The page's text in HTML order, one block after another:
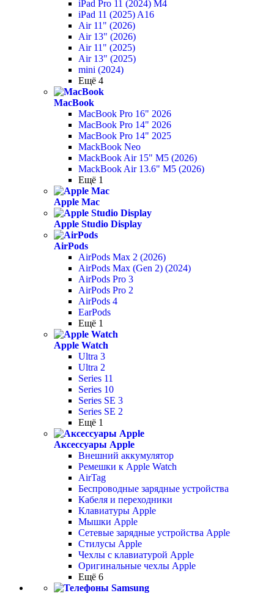
iPad Pro 11 (2024) M4
iPad 11 (2025) A16
Air 11" (2026)
Air 13" (2026)
Air 11" (2025)
Air 13" (2025)
mini (2024)
Ещё 4
MacBook
MacBook Pro 16" 2026
MacBook Pro 14" 2026
MacBook Pro 14" 2025
MackBook Neo
MackBook Air 15" M5 (2026)
MackBook Air 13.6" M5 (2026)
Ещё 1
Apple Mac
Apple Studio Display
AirPods
AirPods Max 2 (2026)
AirPods Max (Gen 2) (2024)
AirPods Pro 3
AirPods Pro 2
AirPods 4
EarPods
Ещё 1
Apple Watch
Ultra 3
Ultra 2
Series 11
Series 10
Series SE 3
Series SE 2
Ещё 1
Аксессуары Apple
Внешний аккумулятор
Ремешки к Apple Watch
AirTag
Беспроводные зарядные устройства
Кабеля и переходники
Клавиатуры Apple
Мышки Apple
Сетевые зарядные устройства Apple
Стилусы Apple
Чехлы с клавиатурой Apple
Оригинальные чехлы Apple
Ещё 6